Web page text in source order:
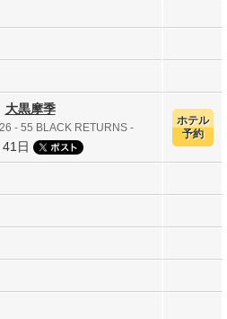
大黒摩季
- 55 BLACK RETURNS -
日
ホテル
予約